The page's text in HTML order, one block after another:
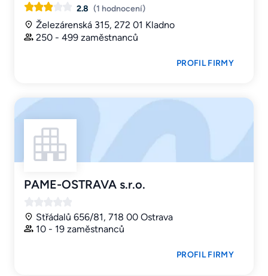
2.8 (1 hodnocení)
Železárenská 315, 272 01 Kladno
250 - 499 zaměstnanců
PROFIL FIRMY
PAME-OSTRAVA s.r.o.
Střádalů 656/81, 718 00 Ostrava
10 - 19 zaměstnanců
PROFIL FIRMY